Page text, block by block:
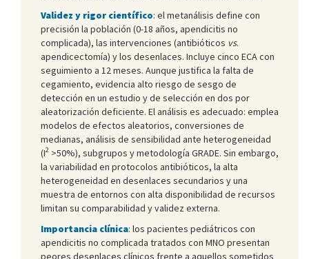
Validez y rigor científico: el metanálisis define con
precisión la población (0-18 años, apendicitis no
complicada), las intervenciones (antibióticos vs.
apendicectomía) y los desenlaces. Incluye cinco ECA con
seguimiento a 12 meses. Aunque justifica la falta de
cegamiento, evidencia alto riesgo de sesgo de
detección en un estudio y de selección en dos por
aleatorización deficiente. El análisis es adecuado: emplea
modelos de efectos aleatorios, conversiones de
medianas, análisis de sensibilidad ante heterogeneidad
(I2 >50%), subgrupos y metodología GRADE. Sin embargo,
la variabilidad en protocolos antibióticos, la alta
heterogeneidad en desenlaces secundarios y una
muestra de entornos con alta disponibilidad de recursos
limitan su comparabilidad y validez externa.
Importancia clínica: los pacientes pediátricos con
apendicitis no complicada tratados con MNO presentan
peores desenlaces clínicos frente a aquellos sometidos